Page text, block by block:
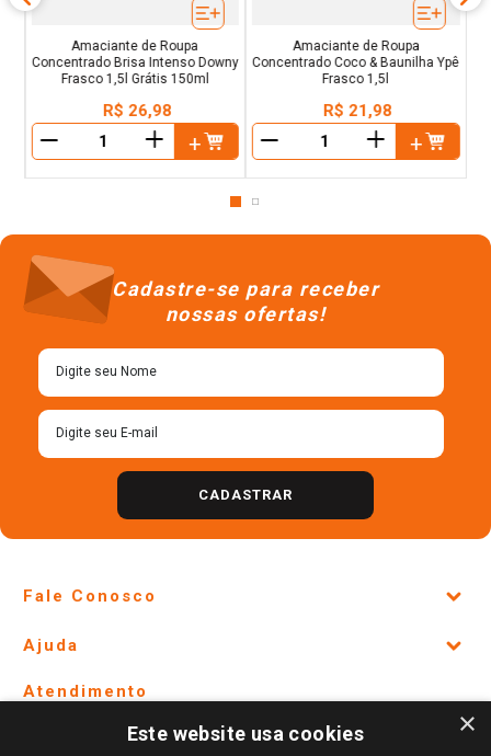
Amaciante de Roupa
Concentrado Brisa Intenso Downy
Frasco 1,5l Grátis 150ml
R$ 26,98
＋
Amaciante de Roupa
Concentrado Coco & Baunilha Ypê
Frasco 1,5l
R$ 21,98
＋
Cadastre-se para receber
nossas ofertas!
CADASTRAR
Fale Conosco
Lojas Físicas e Horários
Ofertas
Ajuda
Política de Privacidade e Termos de Uso
Formas de Pagamento
Atendimento
×
Este website usa cookies